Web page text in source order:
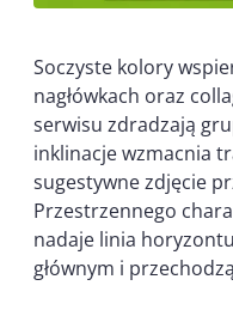
Soczyste kolory
nagłówkach oraz
serwisu zdradzają
inklinacje wzmacnia
sugestywne zdjęcie
Przestrzennego
nadaje linia
głównym i